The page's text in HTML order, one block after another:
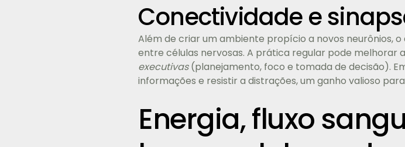
Conectividade e
Além de criar um ambiente propício a novos neurônios,
entre células nervosas. A prática regular pode melhorar
executivas(planejamento, foco e tomada de decisão).
informações e resistir a distrações, um ganho valioso
Energia, fluxo